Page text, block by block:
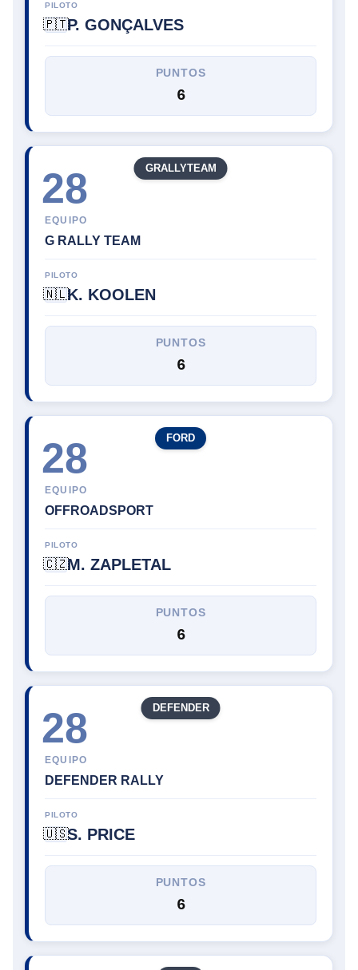
PILOTO
🇵🇹P. GONÇALVES
PUNTOS
6
28
EQUIPO
G RALLY TEAM
GRALLYTEAM
PILOTO
🇳🇱K. KOOLEN
PUNTOS
6
28
EQUIPO
OFFROADSPORT
FORD
PILOTO
🇨🇿M. ZAPLETAL
PUNTOS
6
28
EQUIPO
DEFENDER RALLY
DEFENDER
PILOTO
🇺🇸S. PRICE
PUNTOS
6